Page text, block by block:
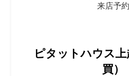
来店予約
ピタットハウス
買）